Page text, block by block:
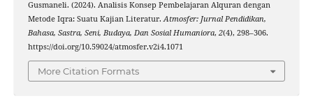
Gusmaneli. (2024). Analisis Konsep Pembelajaran Alquran dengan
Metode Iqra: Suatu Kajian Literatur. Atmosfer: Jurnal Pendidikan,
Bahasa, Sastra, Seni, Budaya, Dan Sosial Humaniora, 2(4), 298–306.
https://doi.org/10.59024/atmosfer.v2i4.1071
More Citation Formats